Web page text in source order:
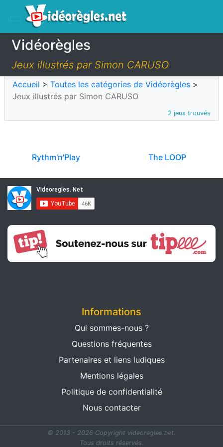
Vidéorègles
Jeux illustrés par Simon CARUSO
Accueil > Toutes les catégories de Vidéorègles >
Jeux illustrés par Simon CARUSO
2 jeux trouvés
Rythm'n'Play The LOOP
Informations
Qui sommes-nous ?
Questions fréquentes
Partenaires et liens ludiques
Mentions légales
Politique de confidentialité
Nous contacter
© 2013 - 2026 Copyright videoregles.net.
Tous droits réservés.